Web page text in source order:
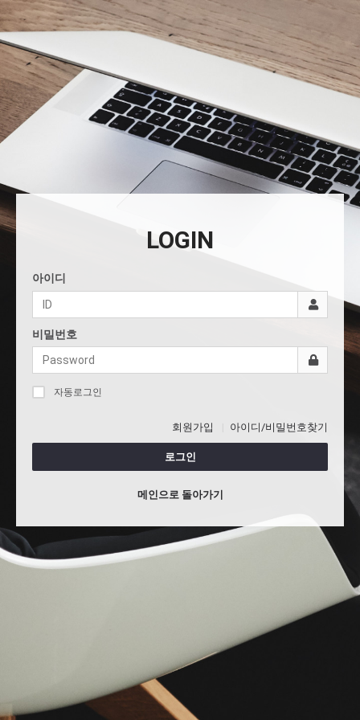
LOGIN
아이디
비밀번호
자동로그인
회원가입 아이디/비밀번호찾기
로그인
메인으로 돌아가기